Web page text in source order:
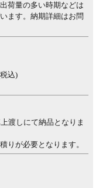
ご確認ください。
じ柄がないため、天板の色
ご指定はできません。ま
差をお愉しみください。
ておりますが(裏面は捨て
よって、ざらつき感を感
特有の質感としてご理解
ため、裏面には凹凸感の
。
など多湿環境では反りが
荷量の多い時期などは
ます。納期詳細はお問
込)
渡しにて納品となりま
りが必要となります。